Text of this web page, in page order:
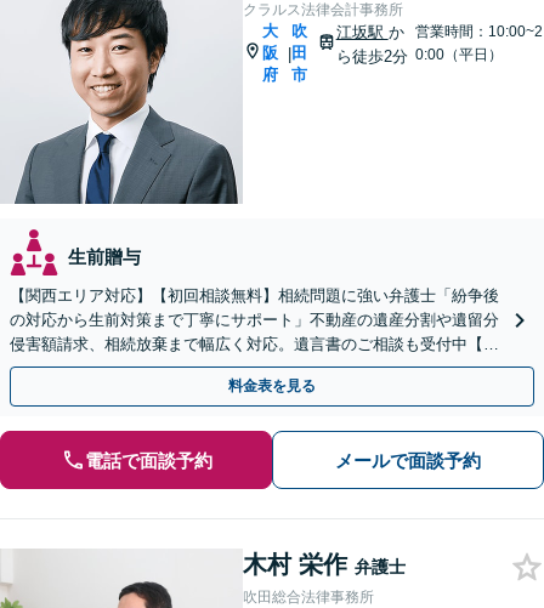
クラルス法律会計事務所
大
阪
府
|
吹
田
市
江坂駅 か
ら徒歩2分
営業時間：10:00~2
0:00（平日）
生前贈与
【関西エリア対応】【初回相談無料】相続問題に強い弁護士「紛争後
の対応から生前対策まで丁寧にサポート」不動産の遺産分割や遺留分
侵害額請求、相続放棄まで幅広く対応。遺言書のご相談も受付中【夜
間・休日面談可】【WEB面談】【完全個室】
料金表を見る
電話で面談予約 メールで面談予約
木村 栄作 弁護士
吹田総合法律事務所